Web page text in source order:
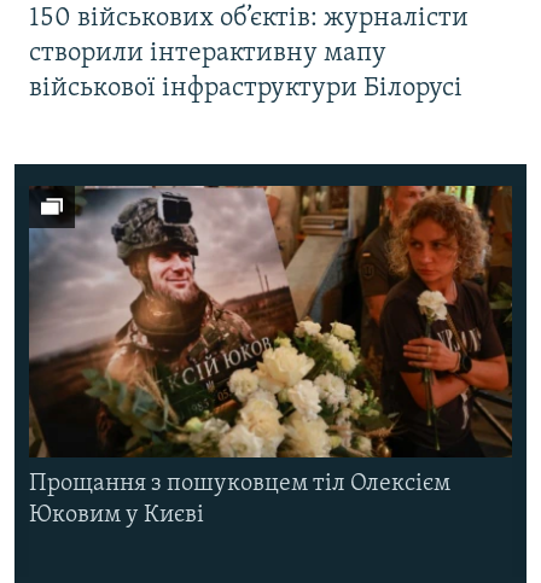
150 військових об’єктів: журналісти
створили інтерактивну мапу
військової інфраструктури Білорусі
Прощання з пошуковцем тіл Олексієм
Юковим у Києві